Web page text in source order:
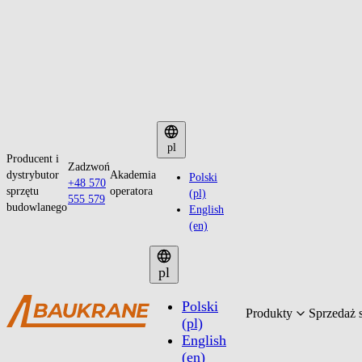
treści
Producent i
dystrybutor
sprzętu
budowlanego
Zadzwoń
+48 570
555 579
Akademia
operatora
pl
Polski
(pl)
English
(en)
pl
Polski
(pl)
English
(en)
Produkty Sprzedaż